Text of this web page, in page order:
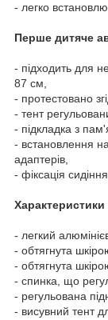
- легко
Перше дитяче
- підходить для
87 см,
- протестовано
- тент
- підкладка з
- встановлення
адаптерів,
- фіксація
Характеристики
- легкий
- обтягнута
- обтягнута
- спинка, що
- регульована
- висувний тент